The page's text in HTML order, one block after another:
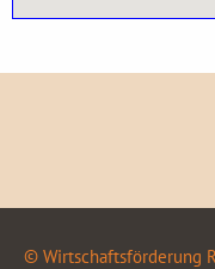
© Wirtschaftsförderung